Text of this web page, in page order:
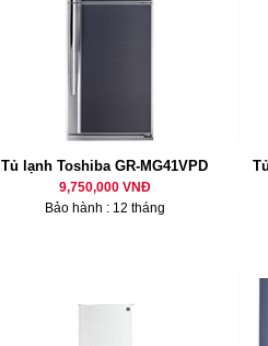
Tủ lạnh Toshiba GR-MG41VPD
9,750,000 VNĐ
Bảo hành : 12 tháng